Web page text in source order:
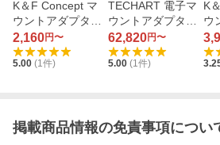
K＆F Concept マ
ウントアダプター
KF-LM-2890 （レ
ンズ側ライカL39/
ボディ側ライカ
2,160円〜
5.00 (1件)
TECHART 電子マ
ウントアダプター
LM-EA9 （レンズ
側ライカM / ボデ
ィ側ソニーE）
62,820円〜
5.00 (1件)
K
ウ
側
側
掲載商品情報の免責事項につい